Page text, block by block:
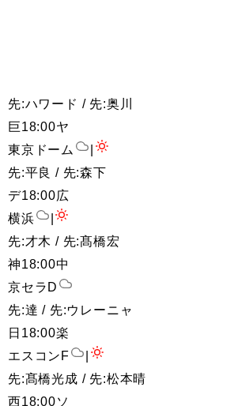
先:ハワード / 先:奥川
巨18:00ヤ
東京ドーム
先:平良 / 先:森下
デ18:00広
横浜
先:才木 / 先:髙橋宏
神18:00中
京セラD
先:達 / 先:ウレーニャ
日 18:00楽
エスコンF
先:髙橋光成 / 先:松本晴
西18:00ソ